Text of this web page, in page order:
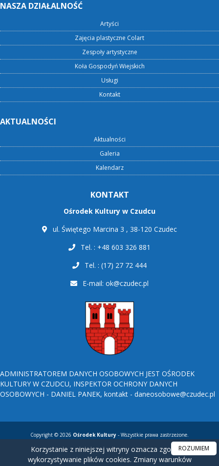
NASZA DZIAŁALNOŚĆ
Artyści
Zajęcia plastyczne Colart
Zespoły artystyczne
Koła Gospodyń Wiejskich
Usługi
Kontakt
AKTUALNOŚCI
Aktualności
Galeria
Kalendarz
KONTAKT
Ośrodek Kultury w Czudcu
ul. Świętego Marcina 3 , 38-120 Czudec
Tel. : +48 603 326 881
Tel. : (17) 27 72 444
E-mail: ok@czudec.pl
ADMINISTRATOREM DANYCH OSOBOWYCH JEST OŚRODEK
KULTURY W CZUDCU, INSPEKTOR OCHRONY DANYCH
OSOBOWYCH - DANIEL PANEK, kontakt - daneosobowe@czudec.pl
Copyright © 2026 Ośrodek Kultury - Wszystkie prawa zastrzeżone.
Korzystanie z niniejszej witryny oznacza zgodę na
wykorzystywanie plików cookies. Zmiany warunków
ROZUMIEM